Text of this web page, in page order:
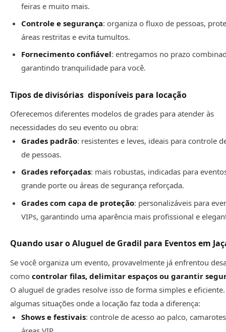
feiras e muito mais.
Controle e segurança: organiza o fluxo de pessoas,
áreas restritas e evita tumultos.
Fornecimento confiável: entregamos no prazo
garantindo tranquilidade para você.
Tipos de divisórias disponíveis para locação
Oferecemos diferentes modelos de grades para atender às
necessidades do seu evento ou obra:
Grades padrão: resistentes e leves, ideais para controle
de pessoas.
Grades reforçadas: mais robustas, indicadas para
grande porte ou áreas de segurança reforçada.
Grades com capa de proteção: personalizáveis para
VIPs, garantindo uma aparência mais profissional e
Quando usar o Aluguel de Gradil para Eventos em
Se você organiza um evento, provavelmente já enfrentou
como controlar filas, delimitar espaços ou garantir
O aluguel de grades resolve isso de forma simples e eficiente.
algumas situações onde a locação faz toda a diferença:
Shows e festivais: controle de acesso ao palco,